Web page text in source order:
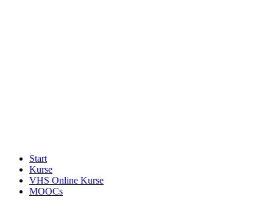
Start
Kurse
VHS Online Kurse
MOOCs